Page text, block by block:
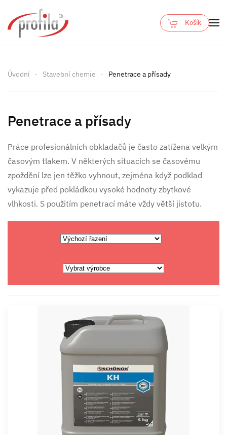
Skip to main content
Košík
Úvodní Stavební chemie Penetrace a přísady
Penetrace a přísady
Práce profesionálních obkladačů je často zatížena velkým
časovým tlakem. V některých situacích se časovému
zpoždění lze jen těžko vyhnout, zejména když podklad
vykazuje před pokládkou vysoké hodnoty zbytkové
vlhkosti. S použitím penetrací máte vždy větší jistotu.